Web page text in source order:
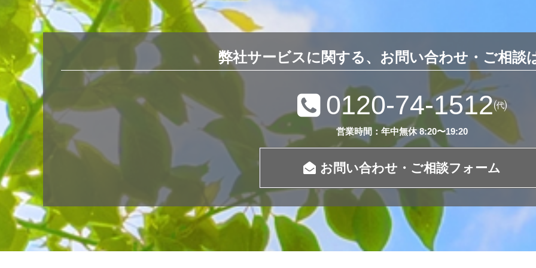
シ
ョ
弊社サービスに関する、お問い合わせ・ご相談
0120-74-1512㈹
営業時間：年中無休 8:20〜19:20
お問い合わせ・ご相談フォーム